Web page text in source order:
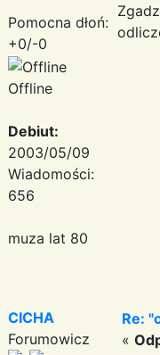
Pomocna dłoń:
+0/-0
Offline
Debiut:
2003/05/09
Wiadomości:
656
muza lat 80
CICHA
Forumowicz
Re:
«